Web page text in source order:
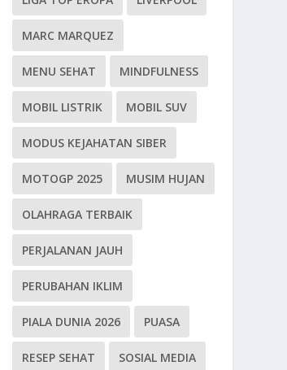
MARC MARQUEZ
MENU SEHAT MINDFULNESS
MOBIL LISTRIK MOBIL SUV
MODUS KEJAHATAN SIBER
MOTOGP 2025 MUSIM HUJAN
OLAHRAGA TERBAIK
PERJALANAN JAUH
PERUBAHAN IKLIM
PIALA DUNIA 2026 PUASA
RESEP SEHAT SOSIAL MEDIA